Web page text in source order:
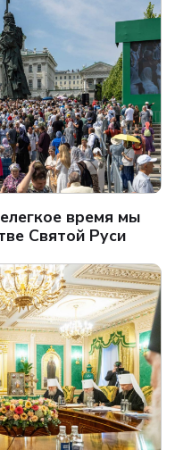
время мы
Святой Руси